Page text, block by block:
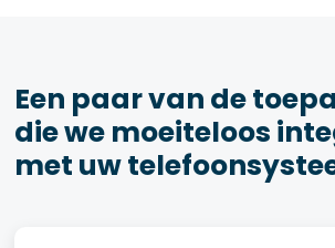
Een paar van de
die we moeiteloos
met uw